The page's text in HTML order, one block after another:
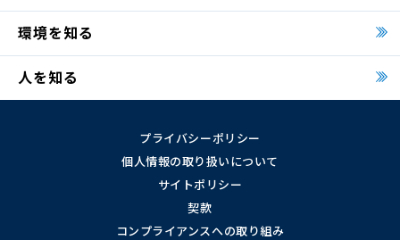
環境を知る
人を知る
プライバシーポリシー
個人情報の取り扱いについて
サイトポリシー
契款
コンプライアンスへの取り組み